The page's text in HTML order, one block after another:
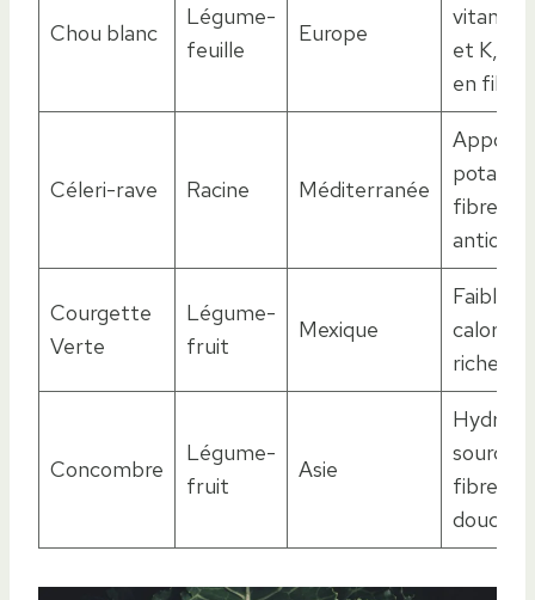
Chou blanc
Légume-
feuille
Europe
et K,
en fibres
Céleri-rave Racine Méditerranée
Apport
fibres et
Courgette
Verte
Légume-
fruit
Mexique
Faible
calories,
riche en
Concombre
Légume-
fruit
Asie
source
fibres
douces